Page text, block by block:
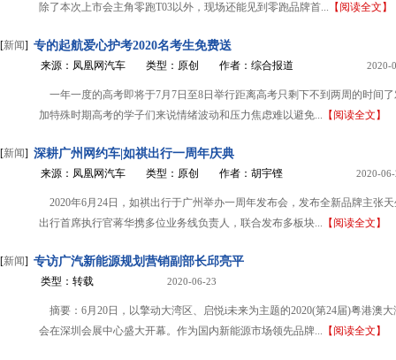
除了本次上市会主角零跑T03以外，现场还能见到零跑品牌首... 【阅读全文】
[新闻] 专的起航爱心护考2020名考生免费送
来源：凤凰网汽车 类型：原创 作者：综合报道 2020-
一年一度的高考即将于7月7日至8日举行距离高考只剩下不到两周的时间
加特殊时期高考的学子们来说情绪波动和压力焦虑难以避免... 【阅读全文】
[新闻] 深耕广州网约车|如祺出行一周年庆典
来源：凤凰网汽车 类型：原创 作者：胡宇铿 2020-
2020年6月24日，如祺出行于广州举办一周年发布会，发布全新品牌主张
出行首席执行官蒋华携多位业务线负责人，联合发布多板块... 【阅读全文】
[新闻] 专访广汽新能源规划营销副部长邱亮平
类型：转载 2020-06-23
摘要：6月20日，以擎动大湾区、启悦i未来为主题的2020(第24届)粤港澳
会在深圳会展中心盛大开幕。作为国内新能源市场领先品牌... 【阅读全文】